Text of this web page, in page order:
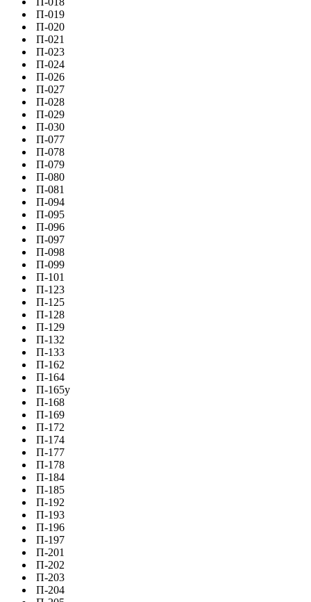
П-019
П-020
П-021
П-023
П-024
П-026
П-027
П-028
П-029
П-030
П-077
П-078
П-079
П-080
П-081
П-094
П-095
П-096
П-097
П-098
П-099
П-101
П-123
П-125
П-128
П-129
П-132
П-133
П-162
П-164
П-165у
П-168
П-169
П-172
П-174
П-177
П-178
П-184
П-185
П-192
П-193
П-196
П-197
П-201
П-202
П-203
П-204